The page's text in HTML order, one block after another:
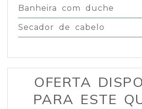
Banheira com duche
Secador de cabelo
OFERTA
PARA ESTE